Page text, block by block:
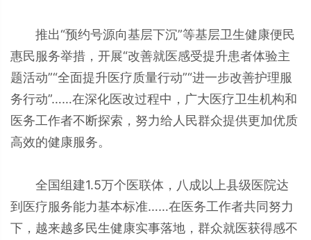
推出“预约号源向基层下沉”等基层卫生健康便民
惠民服务举措，开展“改善就医感受提升患者体验主
题活动”“全面提升医疗质量行动”“进一步改善护理服
务行动”……在深化医改过程中，广大医疗卫生机构和
医务工作者不断探索，努力给人民群众提供更加优质
高效的健康服务。
全国组建1.5万个医联体，八成以上县级医院达
到医疗服务能力基本标准……在医务工作者共同努力
下，越来越多民生健康实事落地，群众就医获得感不